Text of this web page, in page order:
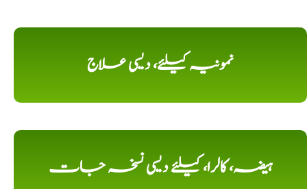
نمونیہ کیلئے، دیسی علاج
ہیضہ، کالرا، کیلئے دیسی نسخہ جات